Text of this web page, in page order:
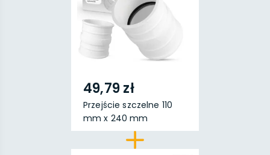
49,79 zł
Przejście szczelne 110
mm x 240 mm